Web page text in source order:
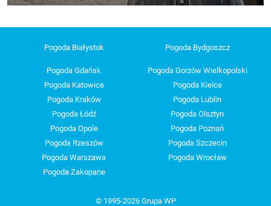
Pogoda Białystok Pogoda Bydgoszcz
Pogoda Gdańsk
Pogoda Gorzów Wielkopolski
Pogoda Katowice
Pogoda Kielce
Pogoda Kraków
Pogoda Lublin
Pogoda Łódź
Pogoda Olsztyn
Pogoda Opole
Pogoda Poznań
Pogoda Rzeszów
Pogoda Szczecin
Pogoda Warszawa
Pogoda Wrocław
Pogoda Zakopane
© 1995-2026 Grupa WP